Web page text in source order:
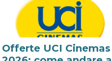
Offerte UCI Cinemas